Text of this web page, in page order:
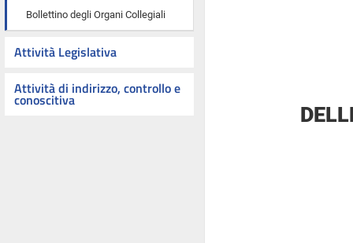
Bollettino degli Organi Collegiali
Attività Legislativa
Attività di indirizzo, controllo e
conoscitiva